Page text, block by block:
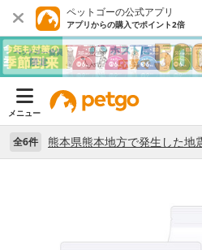
ペットゴーの公式アプリ
アプリからの購入でポイント2倍
メニュー
全6件